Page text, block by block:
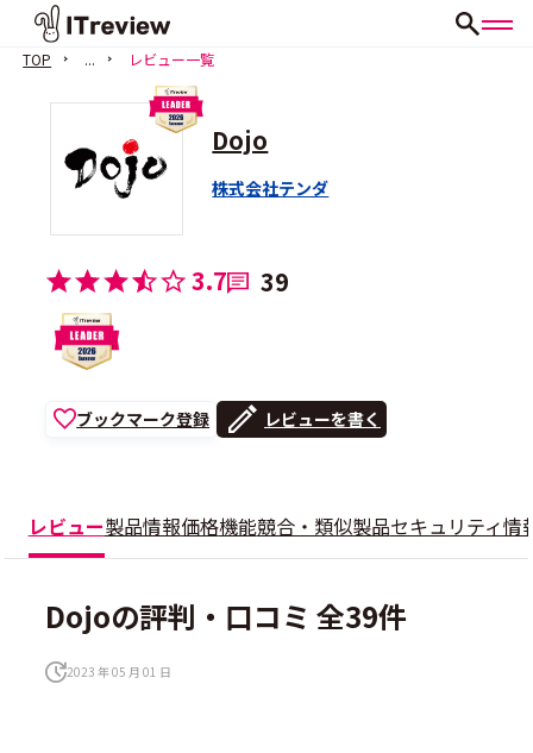
TOP ... レビュー一覧
Dojo
株式会社テンダ
3.7 39
ブックマーク登録 レビューを書く
レビュー製品情報価格機能競合・類似製品セキュリティ情
Dojoの評判・口コミ 全39件
2023 年 05 月 01 日